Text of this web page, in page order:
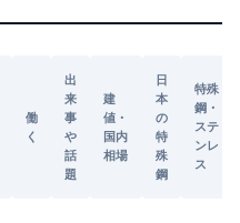
働
く
出
来
事
や
話
題
建
値・
国内
相場
日
本
の
特
殊
鋼
特殊
鋼・
ステ
ンレ
ス